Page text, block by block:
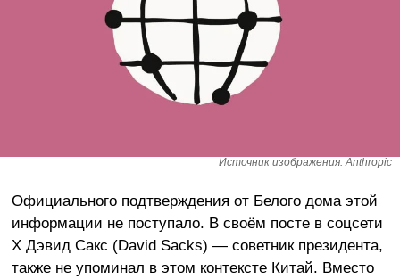
Источник изображения: Anthropic
Официального подтверждения от Белого дома этой
информации не поступало. В своём посте в соцсети
X Дэвид Сакс (David Sacks) — советник президента,
также не упоминал в этом контексте Китай. Вместо